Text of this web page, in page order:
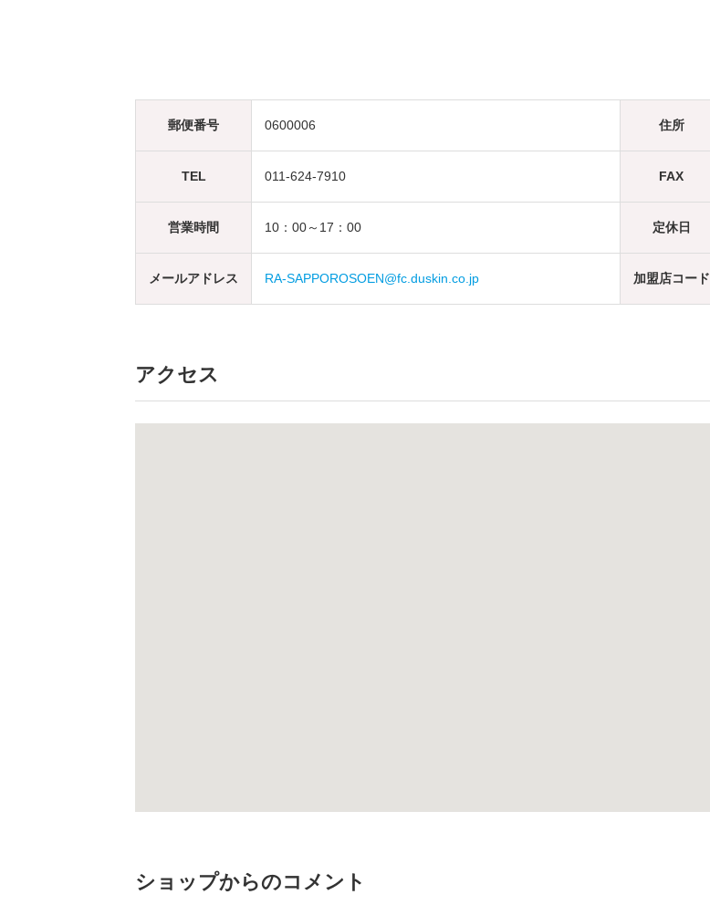
郵便番号 0600006 住所
TEL 011-624-7910 FAX
営業時間 10：00～17：00 定休日
メールアドレス RA-SAPPOROSOEN@fc.duskin.co.jp 加盟店コード
アクセス
ショップからのコメント